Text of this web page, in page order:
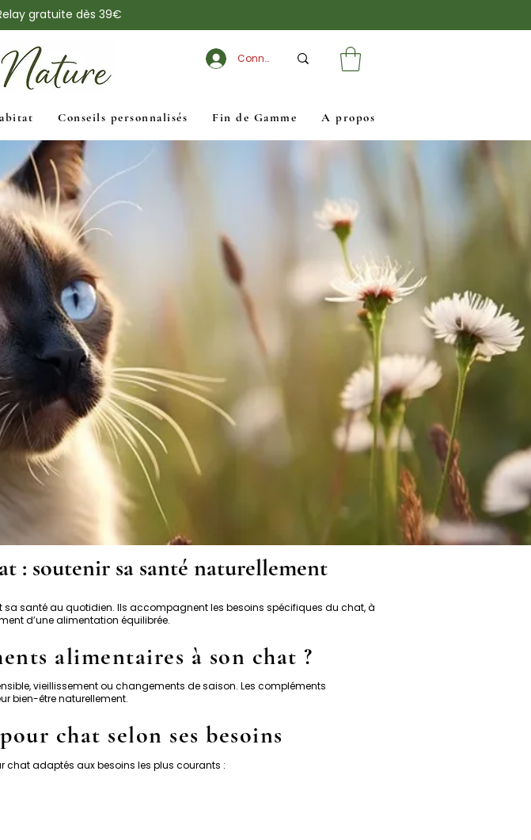
gratuite dès 39€
Connexion
Conseils personnalisés Fin de Gamme A propos
: soutenir sa santé naturellement
santé au quotidien. Ils accompagnent les besoins spécifiques du chat, à
d’une alimentation équilibrée.
alimentaires à son chat ?
vieillissement ou changements de saison. Les compléments
bien-être naturellement.
chat selon ses besoins
chat adaptés aux besoins les plus courants :